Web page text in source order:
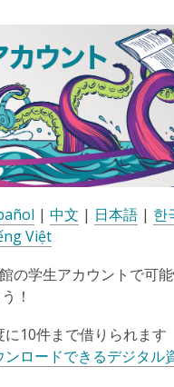
| 中文 | 日本語 | 한
Việt
の学生アカウントで可
！
に10件まで借りられます
ンロードできるデジタル